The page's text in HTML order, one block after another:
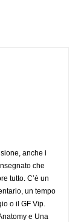
anche i
che
tutto. C’è un
un tempo
o il GF Vip.
e Una